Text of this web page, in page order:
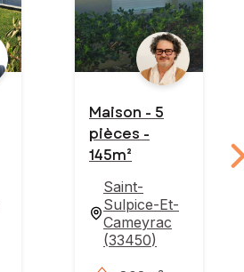
Maison - 5
pièces -
145m²
Saint-
Sulpice-Et-
Cameyrac
(33450)